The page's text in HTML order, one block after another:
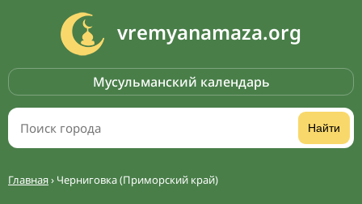
vremyanamaza.org
Мусульманский календарь
Найти
Главная› Черниговка (Приморский край)